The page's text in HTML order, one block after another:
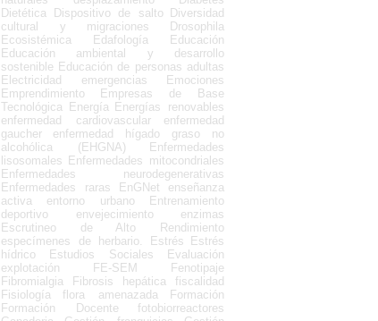
Dietética
Dispositivo de salto
Diversidad
cultural y migraciones
Drosophila
Ecosistémica
Edafología
Educación
Educación ambiental y desarrollo
sostenible Educación de personas adultas
Electricidad
emergencias
Emociones
Emprendimiento
Empresas de Base
Tecnológica Energía Energías renovables
enfermedad cardiovascular
enfermedad
gaucher
enfermedad hígado graso no
alcohólica (EHGNA)
Enfermedades
lisosomales Enfermedades mitocondriales
Enfermedades neurodegenerativas
Enfermedades raras
EnGNet
enseñanza
activa
entorno urbano
Entrenamiento
deportivo
envejecimiento
enzimas
Escrutineo de Alto Rendimiento
especímenes de herbario.
Estrés
Estrés
hídrico
Estudios Sociales
Evaluación
explotación
FE-SEM
Fenotipaje
Fibromialgia
Fibrosis hepática
fiscalidad
Fisiología
flora amenazada
Formación
Formación Docente
fotobiorreactores